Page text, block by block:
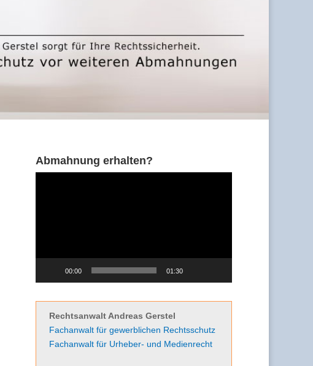
Abmahnung erhalten?
00:00 01:30
Rechtsanwalt Andreas Gerstel
Fachanwalt für gewerblichen Rechtsschutz
Fachanwalt für Urheber- und Medienrecht